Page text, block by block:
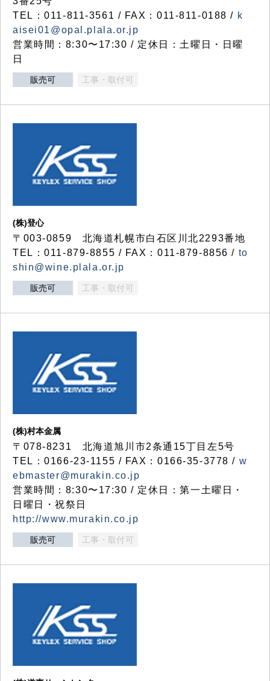
TEL：011-811-3561 / FAX：011-811-0188 / k
aisei01@opal.plala.or.jp
営業時間：8:30〜17:30 / 定休日：土曜日・日曜
日
販売可 工事・取付可
(株)登心
〒003-0859 北海道札幌市白石区川北2293番地
TEL：011-879-8855 / FAX：011-879-8856 / to
shin@wine.plala.or.jp
販売可 工事・取付可
(株)村本金属
〒078-8231 北海道旭川市2条通15丁目左5号
TEL：0166-23-1155 / FAX：0166-35-3778 / w
ebmaster@murakin.co.jp
営業時間：8:30〜17:30 / 定休日：第一土曜日・
日曜日・祝祭日
http://www.murakin.co.jp
販売可 工事・取付可